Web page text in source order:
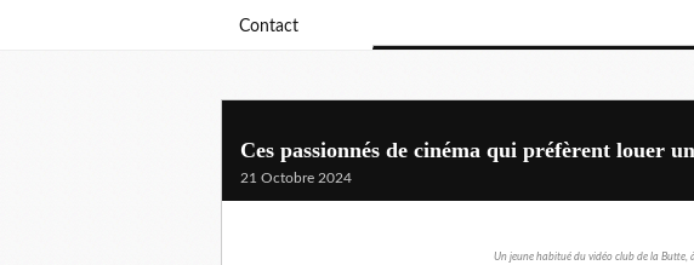
Contact
Ces passionnés de cinéma qui préfèrent louer
21 Octobre 2024
Un jeune habitué du vidéo club de la Butte,